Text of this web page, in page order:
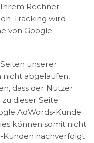
Rechner
Tracking wird
von Google
unserer
nicht abgelaufen,
dass der Nutzer
dieser Seite
AdWords-Kunde
können somit nicht
Kunden nachverfolgt